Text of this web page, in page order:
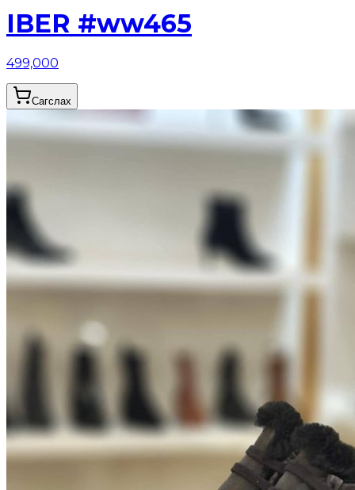
IBER #ww465
499,000
Сагслах